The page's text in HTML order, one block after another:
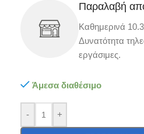
Παραλαβή
Καθημερινά
Δυνατότητα
εργάσιμες.
Άμεσα διαθέσιμο
- +